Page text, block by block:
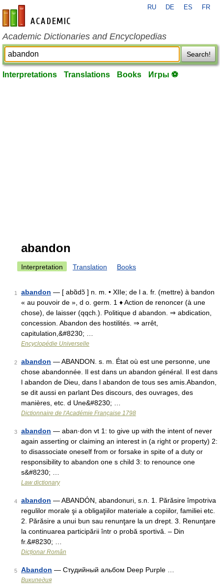
en-academic.com
RU DE ES FR
Academic Dictionaries and Encyclopedias
Search!
Interpretations Translations Books Игры ⚽
abandon
Interpretation Translation Books
1 abandon — [ abɑ̃dɔ̃ ] n. m. • XIIe; de l a. fr. (mettre) à bandon
« au pouvoir de », d o. germ. 1 ♦ Action de renoncer (à une
chose), de laisser (qqch.). Politique d abandon. ⇒ abdication,
concession. Abandon des hostilités. ⇒ arrêt,
capitulation,&#8230; …
Encyclopédie Universelle
2 abandon — ABANDON. s. m. État où est une personne, une
chose abandonnée. Il est dans un abandon général. Il est dans
l abandon de Dieu, dans l abandon de tous ses amis.Abandon,
se dit aussi en parlant Des discours, des ouvrages, des
manières, etc. d Une&#8230; …
Dictionnaire de l'Académie Française 1798
3 abandon — aban·don vt 1: to give up with the intent of never
again asserting or claiming an interest in (a right or property) 2:
to disassociate oneself from or forsake in spite of a duty or
responsibility to abandon one s child 3: to renounce one
s&#8230; …
Law dictionary
4 abandon — ABANDÓN, abandonuri, s.n. 1. Părăsire împotriva
regulilor morale şi a obligaţiilor materiale a copiilor, familiei etc.
2. Părăsire a unui bun sau renunţare la un drept. 3. Renunţare
la continuarea participării într o probă sportivă. – Din
fr.&#8230; …
Dicționar Român
5 Abandon — Студийный альбом Deep Purple …
Википедия